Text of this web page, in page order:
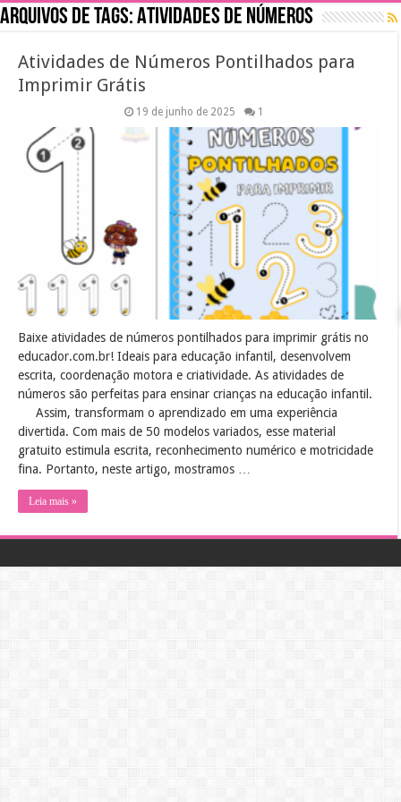
Arquivos de tags:Atividades de Números
Atividades de Números Pontilhados para
Imprimir Grátis
19 de junho de 2025 1
Baixe atividades de números pontilhados para imprimir grátis no
educador.com.br! Ideais para educação infantil, desenvolvem
escrita, coordenação motora e criatividade. As atividades de
números são perfeitas para ensinar crianças na educação infantil.
Assim, transformam o aprendizado em uma experiência
divertida. Com mais de 50 modelos variados, esse material
gratuito estimula escrita, reconhecimento numérico e motricidade
fina. Portanto, neste artigo, mostramos …
Leia mais »